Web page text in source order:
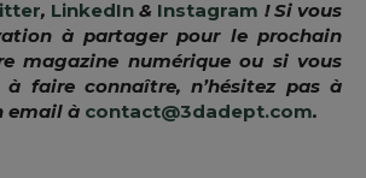
, LinkedIn& Instagram ! Si vous
à partager pour le prochain
magazine numérique ou si vous
faire connaître, n’hésitez pas à
email à contact@3dadept.com.